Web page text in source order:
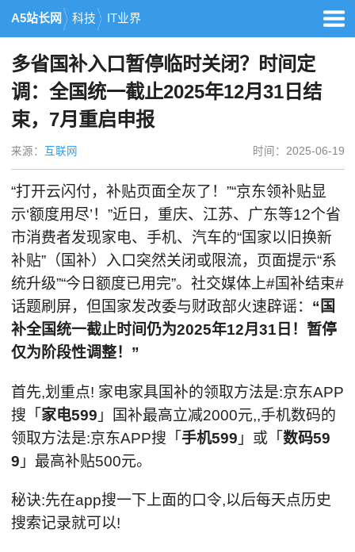
A5站长网 科技 IT业界
多省国补入口暂停临时关闭？时间定
调：全国统一截止2025年12月31日结
束，7月重启申报
来源： 互联网 时间：2025-06-19
“打开云闪付，补贴页面全灰了！”“京东领补贴显
示‘额度用尽’！”近日，重庆、江苏、广东等12个省
市消费者发现家电、手机、汽车的“国家以旧换新
补贴”（国补）入口突然关闭或限流，页面提示“系
统升级”“今日额度已用完”。社交媒体上#国补结束#
话题刷屏，但国家发改委与财政部火速辟谣： “国
补全国统一截止时间仍为2025年12月31日！暂停
仅为阶段性调整！”
首先,划重点! 家电家具国补的领取方法是:京东APP
搜「 家电599 」国补最高立减2000元,,手机数码的
领取方法是:京东APP搜「 手机599 」或「 数码59
9 」最高补贴500元。
秘诀:先在app搜一下上面的口令,以后每天点历史
搜索记录就可以!